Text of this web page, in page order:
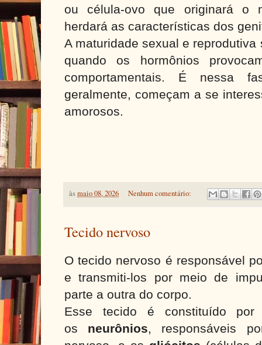
ou célula-ovo que originará o
herdará as características dos
A maturidade sexual e
quando os hormônios
comportamentais. É nessa
geralmente, começam a se
amorosos.
àsmaio 08, 2026 Nenhum comentário:
Tecido nervoso
O tecido nervoso é responsável
e transmiti-los por meio de
parte a outra do corpo.
Esse tecido é constituído
os neurônios, responsáveis